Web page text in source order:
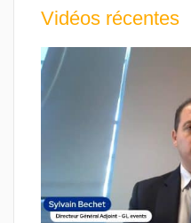
Vidéos récentes